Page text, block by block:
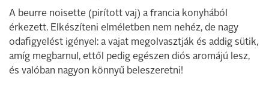
A beurre noisette (pirított vaj) a francia konyhából
érkezett. Elkészíteni elméletben nem nehéz, de nagy
odafigyelést igényel: a vajat megolvasztják és addig sütik,
amíg megbarnul, ettől pedig egészen diós aromájú lesz,
és valóban nagyon könnyű beleszeretni!